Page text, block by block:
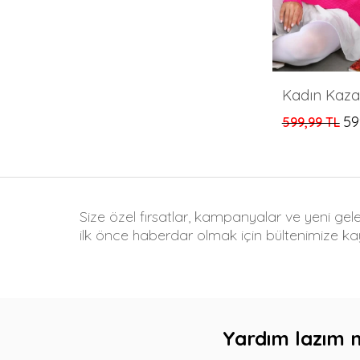
599,99 TL
Size özel fırsatlar, kampanyalar ve yeni
ilk önce haberdar olmak için bültenimize
Yardım lazım